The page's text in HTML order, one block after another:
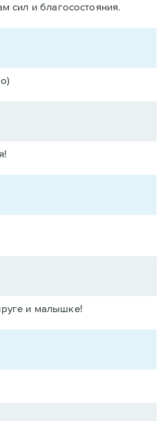
сил и благосостояния.
и малышке!